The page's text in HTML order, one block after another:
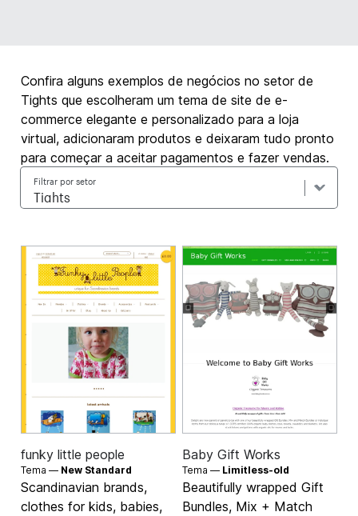
Confira alguns exemplos de negócios no setor de
Tights que escolheram um tema de site de e-
commerce elegante e personalizado para a loja
virtual, adicionaram produtos e deixaram tudo pronto
para começar a aceitar pagamentos e fazer vendas.
Filtrar por setor
funky little people
Tema — New Standard
Scandinavian brands,
clothes for kids, babies,
Baby Gift Works
Tema — Limitless-old
Beautifully wrapped Gift
Bundles, Mix + Match